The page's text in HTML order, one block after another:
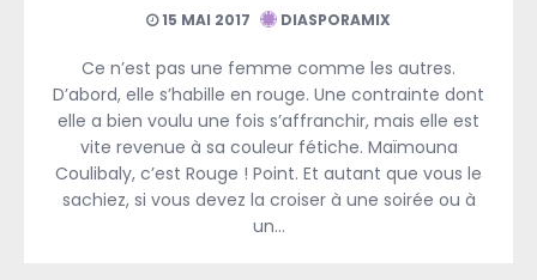
15 MAI 2017 DIASPORAMIX
Ce n’est pas une femme comme les autres.
D’abord, elle s’habille en rouge. Une contrainte dont
elle a bien voulu une fois s’affranchir, mais elle est
vite revenue à sa couleur fétiche. Maïmouna
Coulibaly, c’est Rouge ! Point. Et autant que vous le
sachiez, si vous devez la croiser à une soirée ou à
un…